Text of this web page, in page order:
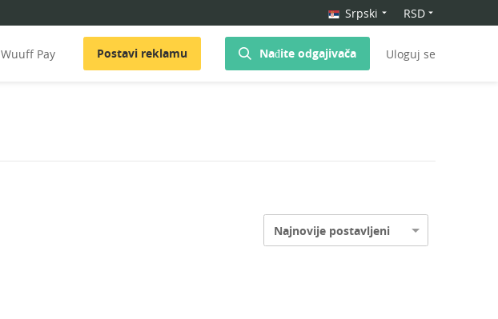
Srpski RSD
Wuuff Pay Postavi reklamu Nađite odgajivača Uloguj se
Najnovije postavljeni